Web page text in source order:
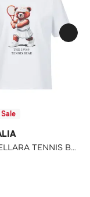
Sale
T-Shirt BELLARA TENNIS BEAR White